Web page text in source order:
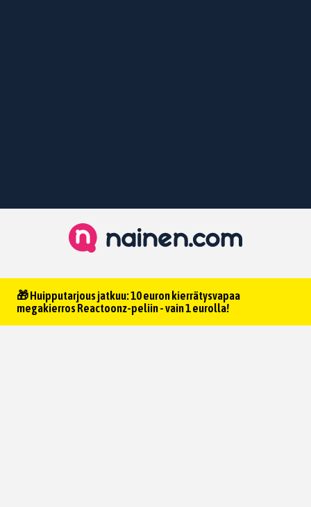
🎁 Huipputarjous jatkuu: 10 euron kierrätysvapaa
megakierros Reactoonz-peliin - vain 1 eurolla!